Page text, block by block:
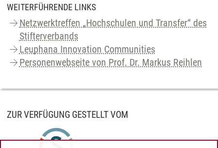
WEITERFÜHRENDE LINKS
Netzwerktreffen „Hochschulen und Transfer“ des
Stifterverbands
Leuphana Innovation Communities
Personenwebseite von Prof. Dr. Markus Reihlen
ZUR VERFÜGUNG GESTELLT VOM